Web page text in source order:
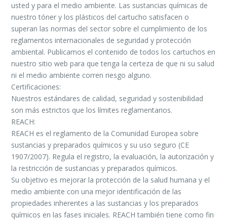
usted y para el medio ambiente. Las sustancias químicas de
nuestro tóner y los plásticos del cartucho satisfacen o
superan las normas del sector sobre el cumplimiento de los
reglamentos internacionales de seguridad y protección
ambiental. Publicamos el contenido de todos los cartuchos en
nuestro sitio web para que tenga la certeza de que ni su salud
ni el medio ambiente corren riesgo alguno.
Certificaciones:
Nuestros estándares de calidad, seguridad y sostenibilidad
son más estrictos que los límites reglamentarios.
REACH:
REACH es el reglamento de la Comunidad Europea sobre
sustancias y preparados químicos y su uso seguro (CE
1907/2007). Regula el registro, la evaluación, la autorización y
la restricción de sustancias y preparados químicos.
Su objetivo es mejorar la protección de la salud humana y el
medio ambiente con una mejor identificación de las
propiedades inherentes a las sustancias y los preparados
químicos en las fases iniciales. REACH también tiene como fin